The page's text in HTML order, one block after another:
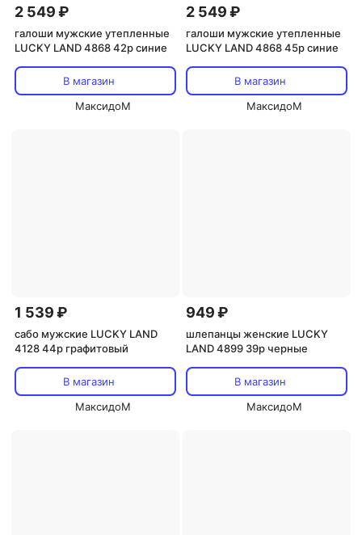
2 549 ₽
галоши мужские утепленные
LUCKY LAND 4868 42р синие
В магазин
МаксидоМ
2 549 ₽
галоши мужские утепленные
LUCKY LAND 4868 45р синие
В магазин
МаксидоМ
1 539 ₽
сабо мужские LUCKY LAND
4128 44р графитовый
В магазин
МаксидоМ
949 ₽
шлепанцы женские LUCKY
LAND 4899 39р черные
В магазин
МаксидоМ